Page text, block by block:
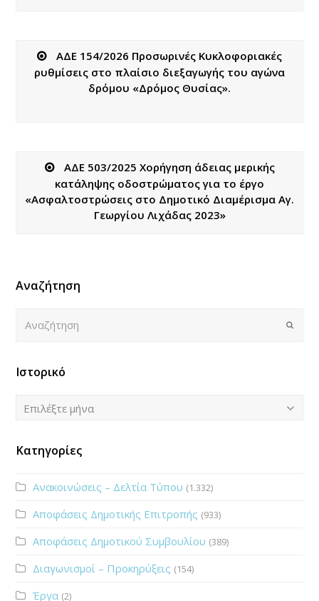
ΑΔΕ 154/2026 Προσωρινές Κυκλοφοριακές
ρυθμίσεις στο πλαίσιο διεξαγωγής του αγώνα
δρόμου «Δρόμος Θυσίας».
ΑΔΕ 503/2025 Χορήγηση άδειας μερικής
κατάληψης οδοστρώματος για το έργο
«Ασφαλτοστρώσεις στο Δημοτικό Διαμέρισμα Αγ.
Γεωργίου Λιχάδας 2023»
Αναζήτηση
Submit
Ιστορικό
Ιστορικό
Επιλέξτε μήνα
Κατηγορίες
Ανακοινώσεις – Δελτία Τύπου (1.332)
Αποφάσεις Δημοτικής Επιτροπής (933)
Αποφάσεις Δημοτικού Συμβουλίου (389)
Διαγωνισμοί – Προκηρύξεις (154)
Έργα (2)